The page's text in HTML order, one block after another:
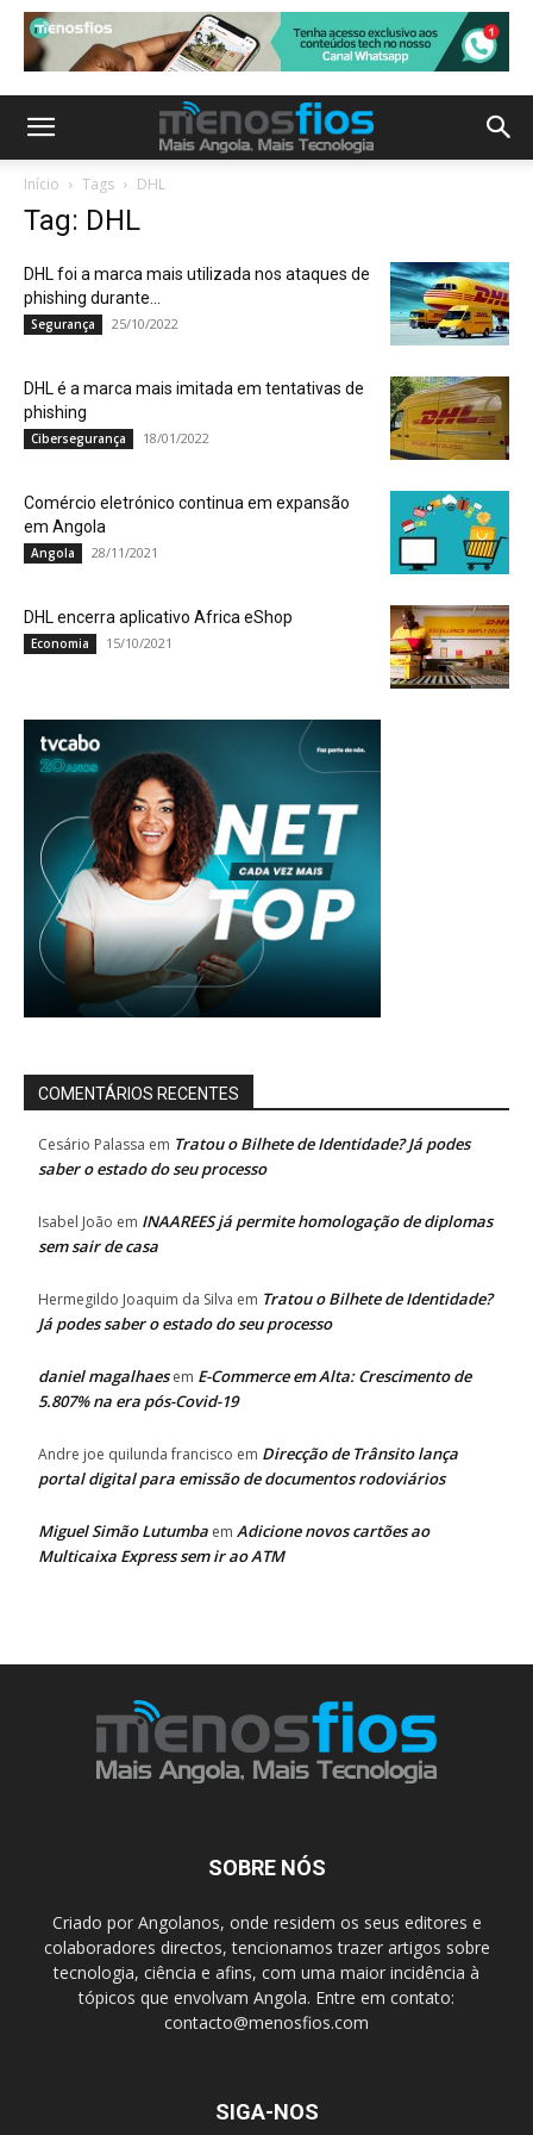
Início Tags DHL
Tag: DHL
DHL foi a marca mais utilizada nos ataques de
phishing durante...
Segurança 25/10/2022
DHL é a marca mais imitada em tentativas de
phishing
Cibersegurança 18/01/2022
Comércio eletrónico continua em expansão
em Angola
Angola 28/11/2021
DHL encerra aplicativo Africa eShop
Economia 15/10/2021
COMENTÁRIOS RECENTES
Cesário Palassa em Tratou o Bilhete de Identidade? Já podes
saber o estado do seu processo
Isabel João em INAAREES já permite homologação de diplomas
sem sair de casa
Hermegildo Joaquim da Silva em Tratou o Bilhete de Identidade?
Já podes saber o estado do seu processo
daniel magalhaesem E-Commerce em Alta: Crescimento de
5.807% na era pós-Covid-19
Andre joe quilunda francisco em Direcção de Trânsito lança
portal digital para emissão de documentos rodoviários
Miguel Simão Lutumba em Adicione novos cartões ao
Multicaixa Express sem ir ao ATM
SOBRE NÓS
Criado por Angolanos, onde residem os seus editores e
colaboradores directos, tencionamos trazer artigos sobre
tecnologia, ciência e afins, com uma maior incidência à
tópicos que envolvam Angola. Entre em contato:
contacto@menosfios.com
SIGA-NOS